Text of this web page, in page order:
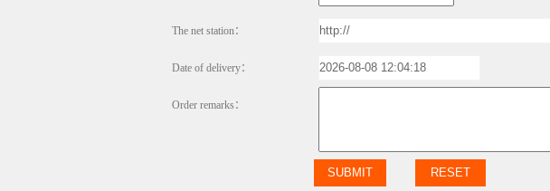
The net station：
Date of delivery：
Order remarks：